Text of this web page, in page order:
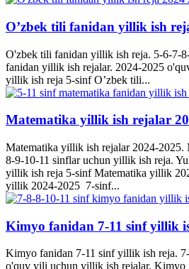
O’zbek tili fanidan yillik ish
O'zbek tili fanidan yillik ish reja. 5-6-7-
fanidan yillik ish rejalar. 2024-2025
yillik ish reja 5-sinf O’zbek tili...
Matematika yillik ish rejalar
Matematika yillik ish rejalar 2024-2025.
8-9-10-11 sinflar uchun yillik ish reja.
yillik ish reja 5-sinf Matematika yillik
yillik 2024-2025 7-sinf...
Kimyo fanidan 7-11 sinf yillik
Kimyo fanidan 7-11 sinf yillik ish reja.
o'quv yili uchun yillik ish rejalar.